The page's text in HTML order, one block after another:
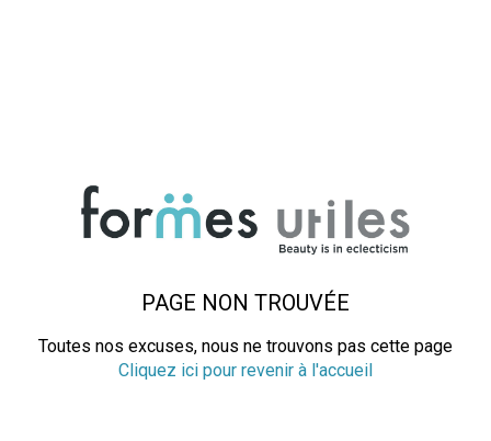
PAGE NON TROUVÉE
Toutes nos excuses, nous ne trouvons pas cette page
Cliquez ici pour revenir à l'accueil